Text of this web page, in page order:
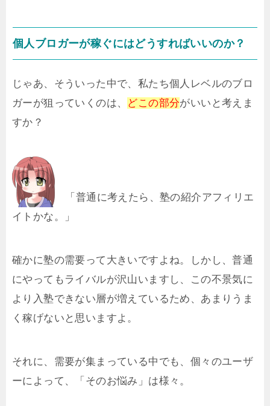
個人ブロガーが稼ぐにはどうすればいいのか？
じゃあ、そういった中で、私たち個人レベルのブロ
ガーが狙っていくのは、 どこの部分がいいと考えま
すか？
「普通に考えたら、塾の紹介アフィリエ
イトかな。」
確かに塾の需要って大きいですよね。しかし、普通
にやってもライバルが沢山いますし、この不景気に
より入塾できない層が増えているため、あまりうま
く稼げないと思いますよ。
それに、需要が集まっている中でも、個々のユーザ
ーによって、「そのお悩み」は様々。